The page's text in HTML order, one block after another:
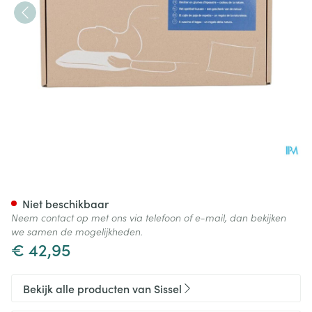
€ 42,95
Niet beschikbaar
Neem contact op met ons via telefoon of e-mail, dan bekijken
we samen de mogelijkheden.
Bekijk alle producten van Sissel